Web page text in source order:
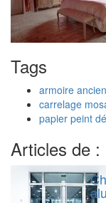
Tags
armoire
carrelage
papier peint
Articles de :